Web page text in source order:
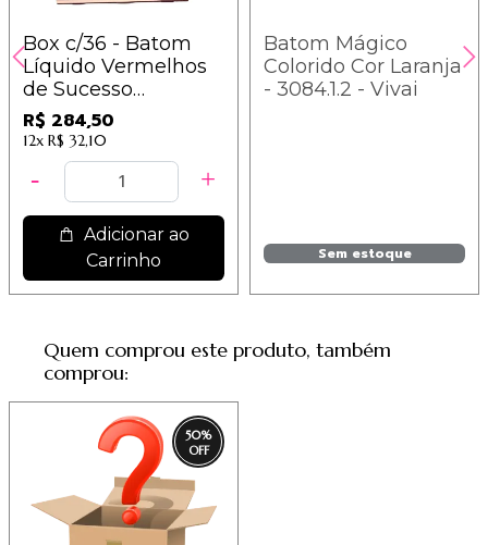
Box c/36 - Batom
Líquido Vermelhos
de Sucesso
Ludurana
R$ 284,50
12x R$ 32,10
Adicionar ao
Carrinho
Batom Mágico
Colorido Cor Laranja
- 3084.1.2 - Vivai
Sem estoque
Quem comprou este produto, também
comprou:
50%